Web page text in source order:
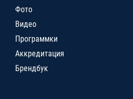
Фото
Видео
Программки
Аккредитация
Брендбук